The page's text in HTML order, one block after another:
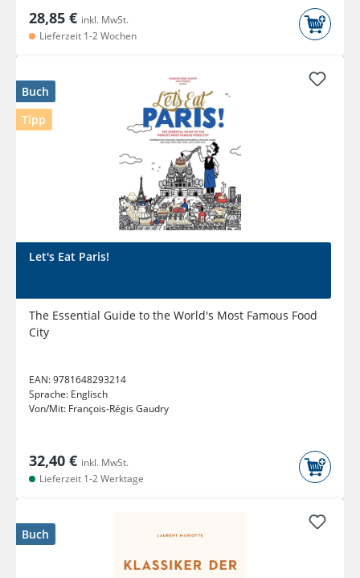
28,85 € inkl. MwSt.
Lieferzeit 1-2 Wochen
Buch
Tipp
Let's Eat Paris!
The Essential Guide to the World's Most Famous Food
City
EAN:9781648293214
Sprache: Englisch
Von/Mit: François-Régis Gaudry
32,40 € inkl. MwSt.
Lieferzeit 1-2 Werktage
Buch